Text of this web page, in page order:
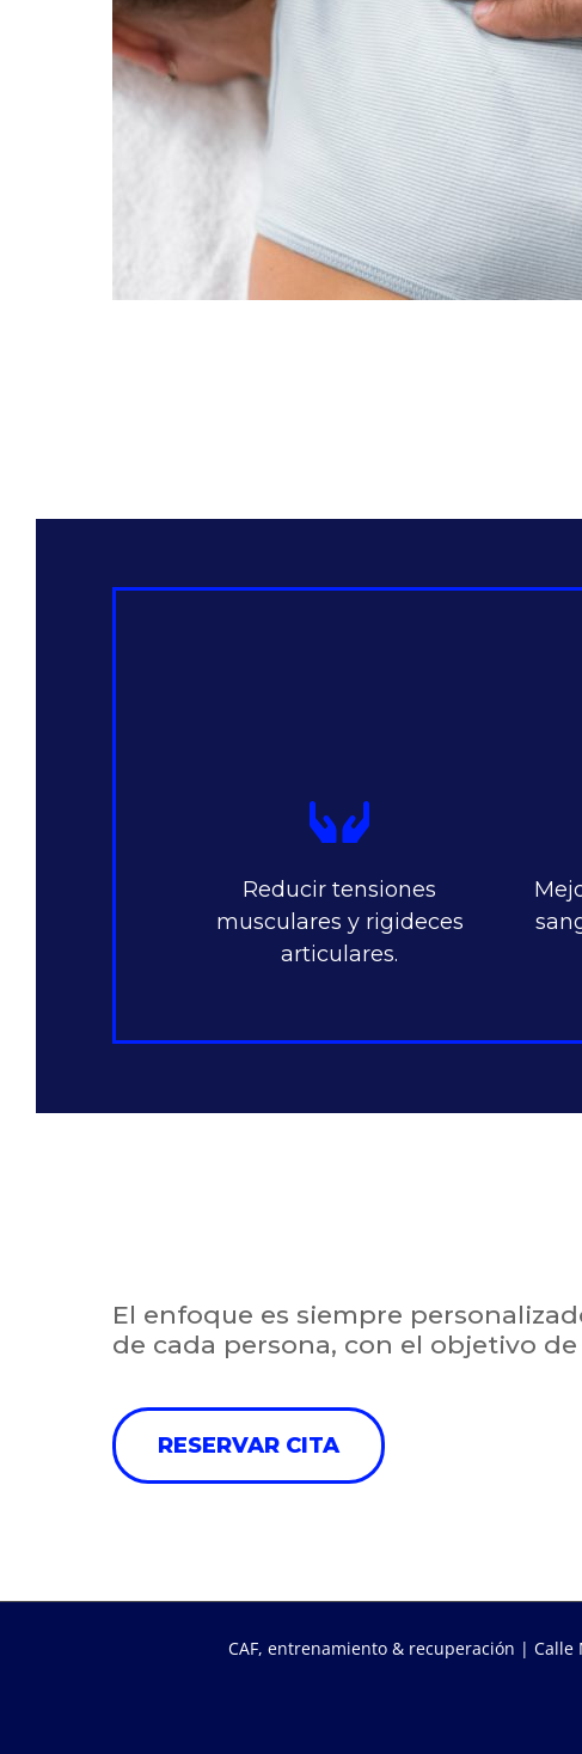
Reducir tensiones
musculares y rigideces
articulares.
El enfoque es siempre
de cada persona, con el objetivo
RESERVAR CITA
CAF, entrenamiento & recuperación | Calle